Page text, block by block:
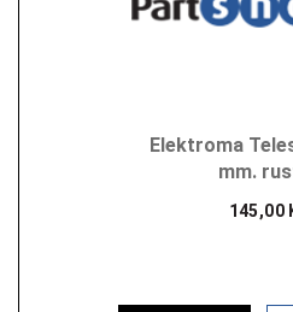
Elektroma
mm.
145,00